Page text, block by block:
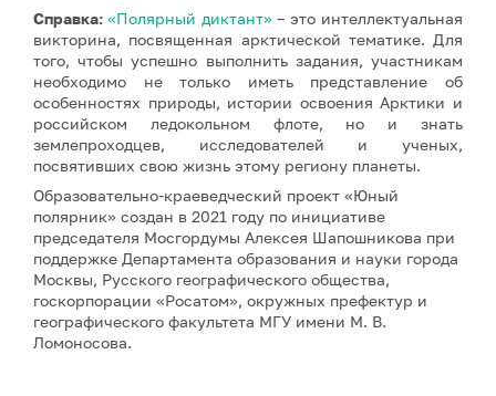
Справка: «Полярный диктант» – это интеллектуальная
викторина, посвященная арктической тематике. Для
того, чтобы успешно выполнить задания, участникам
необходимо не только иметь представление об
особенностях природы, истории освоения Арктики и
российском ледокольном флоте, но и знать
землепроходцев, исследователей и ученых,
посвятивших свою жизнь этому региону планеты.
Образовательно-краеведческий проект «Юный
полярник» создан в 2021 году по инициативе
председателя Мосгордумы Алексея Шапошникова при
поддержке Департамента образования и науки города
Москвы, Русского географического общества,
госкорпорации «Росатом», окружных префектур и
географического факультета МГУ имени М. В.
Ломоносова.